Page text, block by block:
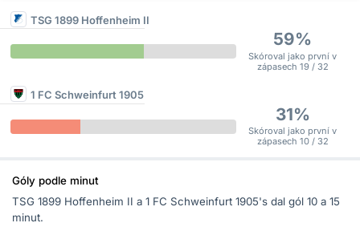
TSG 1899 Hoffenheim II
59%
Skóroval jako první v
zápasech 19 / 32
1 FC Schweinfurt 1905
31%
Skóroval jako první v
zápasech 10 / 32
Góly podle minut
TSG 1899 Hoffenheim II a 1 FC Schweinfurt 1905's dal gól 10 a 15
minut.